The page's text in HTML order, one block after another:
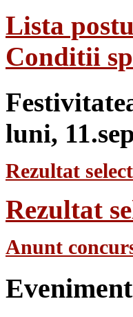
Lista
Conditii
luni,
Rezultat
Rezultat
Anunt